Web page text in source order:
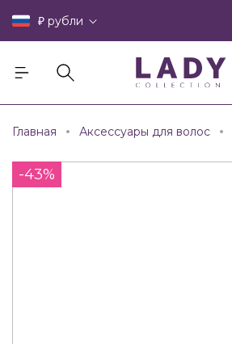
₽ рубли
Главная Аксессуары для волос
-43%